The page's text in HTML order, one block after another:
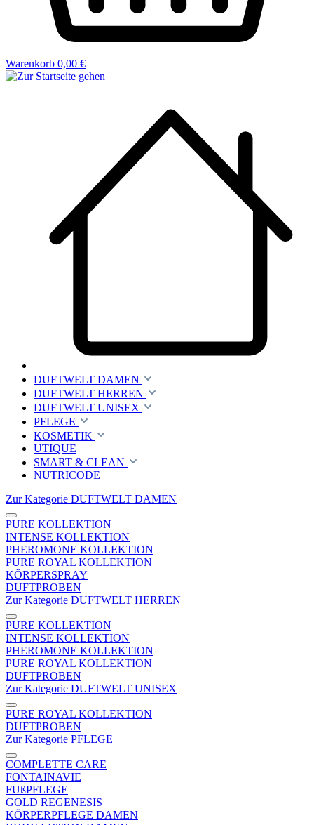
Warenkorb 0,00 €
DUFTWELT DAMEN
DUFTWELT HERREN
DUFTWELT UNISEX
PFLEGE
KOSMETIK
UTIQUE
SMART & CLEAN
NUTRICODE
Zur Kategorie DUFTWELT DAMEN
PURE KOLLEKTION
INTENSE KOLLEKTION
PHEROMONE KOLLEKTION
PURE ROYAL KOLLEKTION
KÖRPERSPRAY
DUFTPROBEN
Zur Kategorie DUFTWELT HERREN
PURE KOLLEKTION
INTENSE KOLLEKTION
PHEROMONE KOLLEKTION
PURE ROYAL KOLLEKTION
DUFTPROBEN
Zur Kategorie DUFTWELT UNISEX
PURE ROYAL KOLLEKTION
DUFTPROBEN
Zur Kategorie PFLEGE
COMPLETTE CARE
FONTAINAVIE
FUßPFLEGE
GOLD REGENESIS
KÖRPERPFLEGE DAMEN